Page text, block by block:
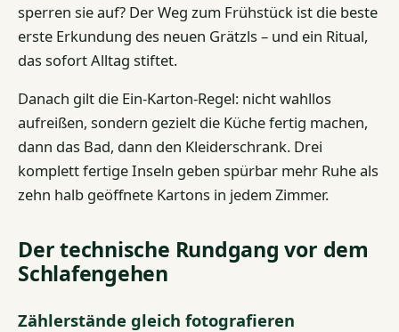
sperren sie auf? Der Weg zum Frühstück ist die beste
erste Erkundung des neuen Grätzls – und ein Ritual,
das sofort Alltag stiftet.
Danach gilt die Ein-Karton-Regel: nicht wahllos
aufreißen, sondern gezielt die Küche fertig machen,
dann das Bad, dann den Kleiderschrank. Drei
komplett fertige Inseln geben spürbar mehr Ruhe als
zehn halb geöffnete Kartons in jedem Zimmer.
Der technische Rundgang vor dem
Schlafengehen
Zählerstände gleich fotografieren